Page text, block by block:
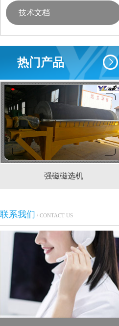
技术文档
热门产品
强磁磁选机
联系我们 / CONTACT US